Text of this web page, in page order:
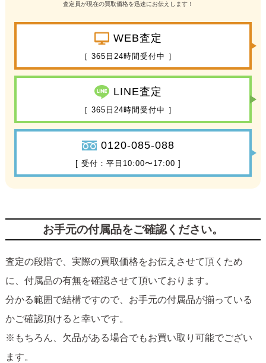
査定員が現在の買取価格を迅速にお伝えします！
WEB査定
［ 365日24時間受付中 ］
LINE査定
［ 365日24時間受付中 ］
0120-085-088
[ 受付：平日10:00〜17:00 ]
お手元の付属品をご確認ください。
査定の段階で、実際の買取価格をお伝えさせて頂くため
に、付属品の有無を確認させて頂いております。
分かる範囲で結構ですので、お手元の付属品が揃っている
かご確認頂けると幸いです。
※もちろん、欠品がある場合でもお買い取り可能でござい
ます。